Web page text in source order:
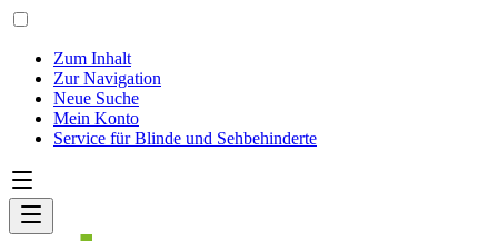
Zum Inhalt
Zur Navigation
Neue Suche
Mein Konto
Service für Blinde und Sehbehinderte